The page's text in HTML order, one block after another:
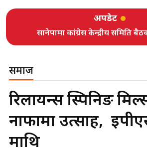
अपडेट
सानेपामा कांग्रेस केन्द्रीय समिति
समाज
रिलायन्स स्पिनिङ
नाफामा उत्साह,
माथि